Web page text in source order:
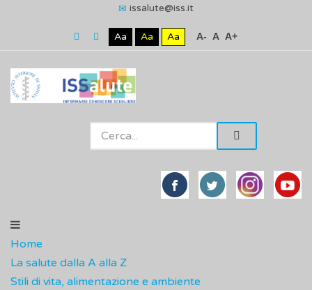
issalute@iss.it
Aa Aa Aa A- A A+
Home
La salute dalla A alla Z
Stili di vita, alimentazione e ambiente